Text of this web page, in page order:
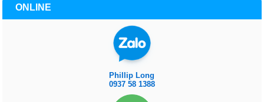
ONLINE
Phillip Long
0937 58 1388